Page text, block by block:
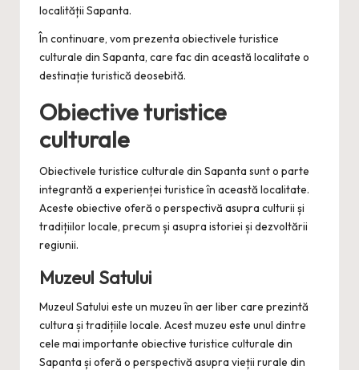
localității Sapanta.
În continuare, vom prezenta obiectivele turistice
culturale din Sapanta, care fac din această localitate o
destinație turistică deosebită.
Obiective turistice
culturale
Obiectivele turistice culturale din Sapanta sunt o parte
integrantă a experienței turistice în această localitate.
Aceste obiective oferă o perspectivă asupra culturii și
tradițiilor locale, precum și asupra istoriei și dezvoltării
regiunii.
Muzeul Satului
Muzeul Satului este un muzeu în aer liber care prezintă
cultura și tradițiile locale. Acest muzeu este unul dintre
cele mai importante obiective turistice culturale din
Sapanta și oferă o perspectivă asupra vieții rurale din